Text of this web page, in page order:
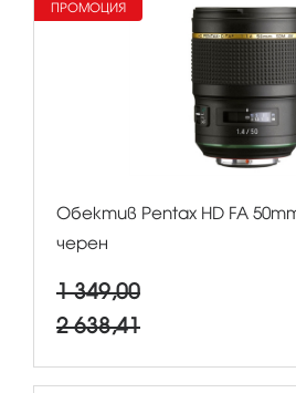
Обектив Pentax HD FA
черен
1 349,00
2 638,41
ПРОМОЦИЯ